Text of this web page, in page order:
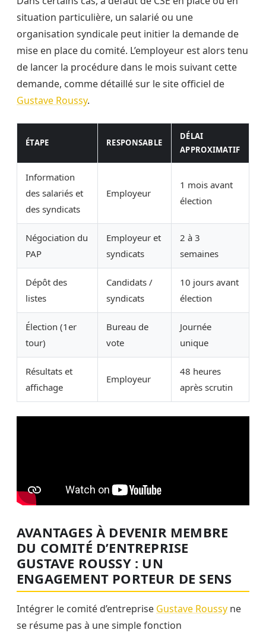
situation particulière, un salarié ou une
organisation syndicale peut initier la demande de
mise en place du comité. L’employeur est alors tenu
de lancer la procédure dans le mois suivant cette
demande, comme détaillé sur le site officiel de
Gustave Roussy.
ÉTAPE RESPONSABLE
DÉLAI
APPROXIMATIF
Information
des salariés et
des syndicats
Employeur
1 mois avant
élection
Négociation du
PAP
Employeur et
syndicats
2 à 3
semaines
Dépôt des
listes
Candidats /
syndicats
10 jours avant
élection
Élection (1er
tour)
Bureau de
vote
Journée
unique
Résultats et
affichage
Employeur
48 heures
après scrutin
AVANTAGES À DEVENIR MEMBRE
DU COMITÉ D’ENTREPRISE
GUSTAVE ROUSSY : UN
ENGAGEMENT PORTEUR DE SENS
Intégrer le comité d’entreprise Gustave Roussy ne
se résume pas à une simple fonction